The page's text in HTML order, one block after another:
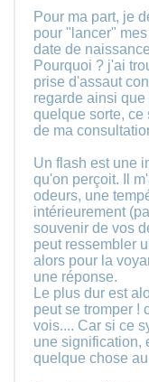
Pour ma part, je
pour "lancer"
date de
Pourquoi ? j'ai
prise d'assaut
regarde ainsi
quelque sorte, ce
de ma
Un flash est une
qu'on perçoit. Il
odeurs, une
intérieurement
souvenir de vos
peut ressembler
alors pour la
une réponse.
Le plus dur est
peut se tromper !
vois.... Car si ce
une signification,
quelque chose